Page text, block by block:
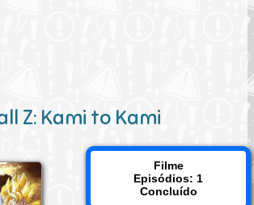
Z: Kami to Kami
Filme
Episódios: 1
Concluído